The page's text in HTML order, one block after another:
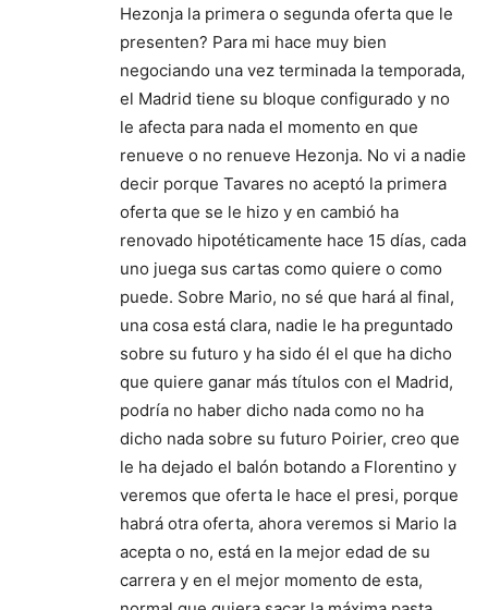
Hezonja la primera o segunda oferta que le
presenten? Para mi hace muy bien
negociando una vez terminada la temporada,
el Madrid tiene su bloque configurado y no
le afecta para nada el momento en que
renueve o no renueve Hezonja. No vi a nadie
decir porque Tavares no aceptó la primera
oferta que se le hizo y en cambió ha
renovado hipotéticamente hace 15 días, cada
uno juega sus cartas como quiere o como
puede. Sobre Mario, no sé que hará al final,
una cosa está clara, nadie le ha preguntado
sobre su futuro y ha sido él el que ha dicho
que quiere ganar más títulos con el Madrid,
podría no haber dicho nada como no ha
dicho nada sobre su futuro Poirier, creo que
le ha dejado el balón botando a Florentino y
veremos que oferta le hace el presi, porque
habrá otra oferta, ahora veremos si Mario la
acepta o no, está en la mejor edad de su
carrera y en el mejor momento de esta,